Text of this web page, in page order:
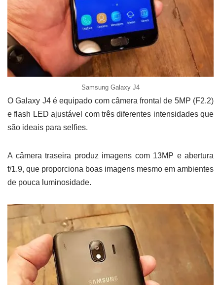
Samsung Galaxy J4
O Galaxy J4 é equipado com câmera frontal de 5MP (F2.2)
e flash LED ajustável com três diferentes intensidades que
são ideais para selfies.
A câmera traseira produz imagens com 13MP e abertura
f/1.9, que proporciona boas imagens mesmo em ambientes
de pouca luminosidade.